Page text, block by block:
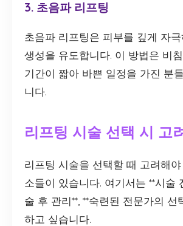
3. 초음파 리프팅
초음파 리프팅은 피부를 깊게 자
생성을 유도합니다. 이 방법은 비
기간이 짧아 바쁜 일정을 가진 분
니다.
리프팅 시술 선택 시 고
리프팅 시술을 선택할 때 고려해
소들이 있습니다. 여기서는 **시술
술 후 관리**, **숙련된 전문가의 선
하고 싶습니다.